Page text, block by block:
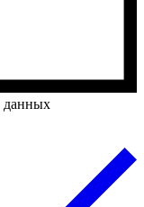
данных